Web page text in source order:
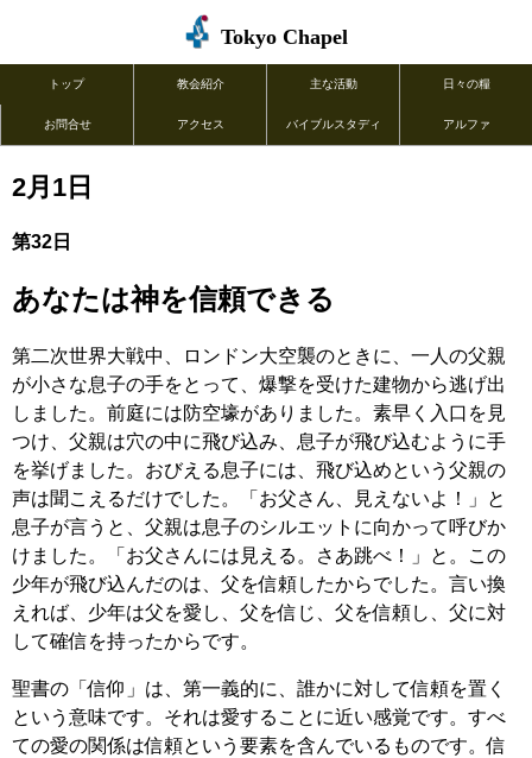
Tokyo Chapel
トップ 教会紹介 主な活動 日々の糧
お問合せ アクセス バイブルスタディ アルファ
2月1日
第32日
あなたは神を信頼できる
第二次世界大戦中、ロンドン大空襲のときに、一人の父親
が小さな息子の手をとって、爆撃を受けた建物から逃げ出
しました。前庭には防空壕がありました。素早く入口を見
つけ、父親は穴の中に飛び込み、息子が飛び込むように手
を挙げました。おびえる息子には、飛び込めという父親の
声は聞こえるだけでした。「お父さん、見えないよ！」と
息子が言うと、父親は息子のシルエットに向かって呼びか
けました。「お父さんには見える。さあ跳べ！」と。この
少年が飛び込んだのは、父を信頼したからでした。言い換
えれば、少年は父を愛し、父を信じ、父を信頼し、父に対
して確信を持ったからです。
聖書の「信仰」は、第一義的に、誰かに対して信頼を置く
という意味です。それは愛することに近い感覚です。すべ
ての愛の関係は信頼という要素を含んでいるものです。信